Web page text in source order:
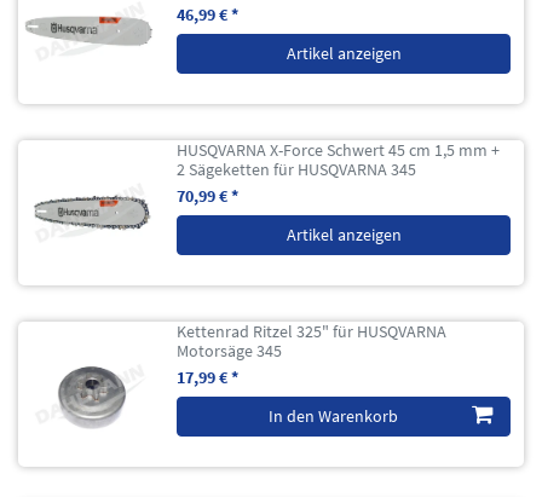
46,99 € *
Artikel anzeigen
HUSQVARNA X-Force Schwert 45 cm 1,5 mm +
2 Sägeketten für HUSQVARNA 345
70,99 € *
Artikel anzeigen
Kettenrad Ritzel 325" für HUSQVARNA
Motorsäge 345
17,99 € *
In den Warenkorb